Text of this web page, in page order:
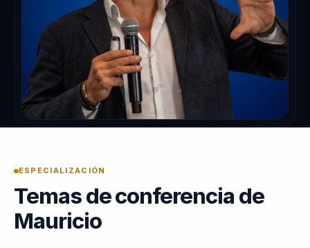
ESPECIALIZACIÓN
Temas de conferencia de
Mauricio